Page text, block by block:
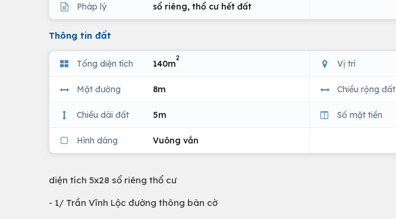
Pháp lý sổ riêng, thổ cư hết đất
Thông tin đất
Tổng diện tích 140m
2
Vị trí
Mặt đường 8m Chiều rộng đất
Chiều dài đất 5m Số mặt tiền
Hình dáng Vuông vắn
diện tích 5x28 sổ riêng thổ cư
- 1/ Trần Vĩnh Lộc đường thông bàn cờ